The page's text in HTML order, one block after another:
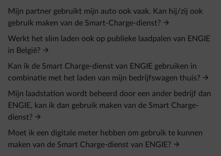
Mijn partner gebruikt mijn auto ook vaak. Kan hij/zij ook
gebruik maken van de Smart-Charge-dienst?
Werkt het slim laden ook op publieke laadpalen van ENGIE
in België?
Kan ik de Smart Charge-dienst van ENGIE gebruiken in
combinatie met het laden van mijn bedrijfswagen thuis?
Mijn laadstation wordt beheerd door een ander bedrijf dan
ENGIE, kan ik dan gebruik maken van de Smart Charge-
dienst?
Moet ik een digitale meter hebben om gebruik te kunnen
maken van de Smart Charge-dienst van ENGIE?